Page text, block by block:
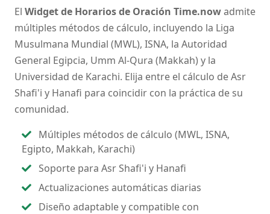
El Widget de Horarios de Oración Time.nowadmite
múltiples métodos de cálculo, incluyendo la Liga
Musulmana Mundial (MWL), ISNA, la Autoridad
General Egipcia, Umm Al-Qura (Makkah) y la
Universidad de Karachi. Elija entre el cálculo de Asr
Shafi'i y Hanafi para coincidir con la práctica de su
comunidad.
Múltiples métodos de cálculo (MWL, ISNA,
Egipto, Makkah, Karachi)
Soporte para Asr Shafi'i y Hanafi
Actualizaciones automáticas diarias
Diseño adaptable y compatible con